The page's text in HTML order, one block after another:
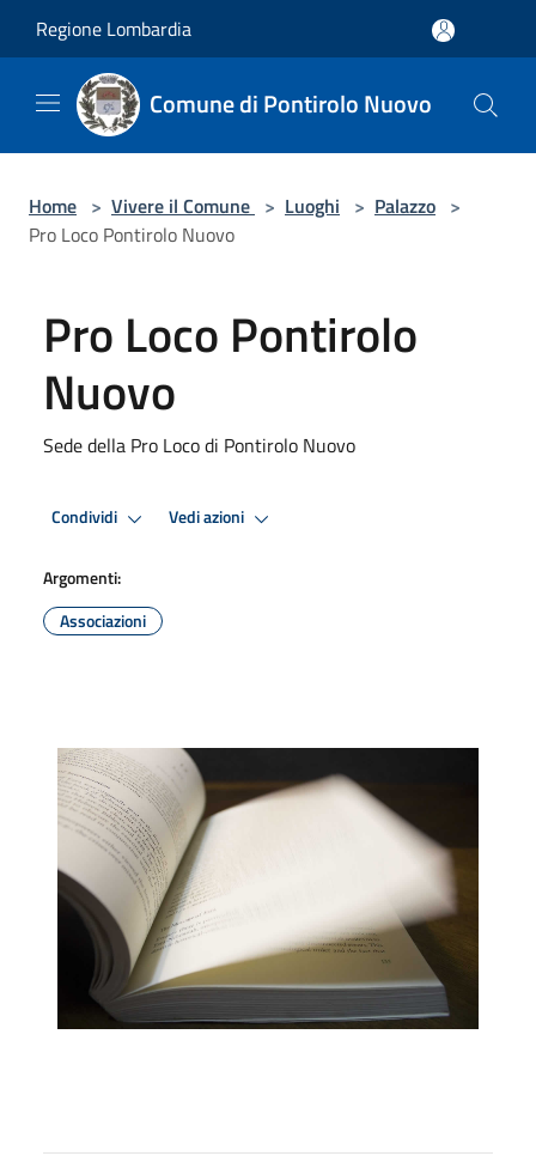
Regione Lombardia
Comune di Pontirolo Nuovo
Home > Vivere il Comune > Luoghi > Palazzo >
Pro Loco Pontirolo Nuovo
Pro Loco Pontirolo
Nuovo
Sede della Pro Loco di Pontirolo Nuovo
Condividi Vedi azioni
Argomenti:
Associazioni